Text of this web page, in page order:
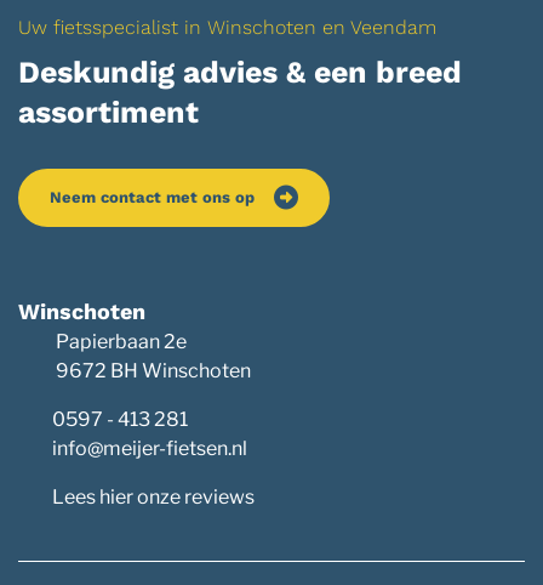
Uw fietsspecialist in Winschoten en Veendam
Deskundig advies & een breed
assortiment
Neem contact met ons op
Winschoten
Papierbaan 2e
9672 BH Winschoten
0597 - 413 281
info@meijer-fietsen.nl
Lees hier onze reviews